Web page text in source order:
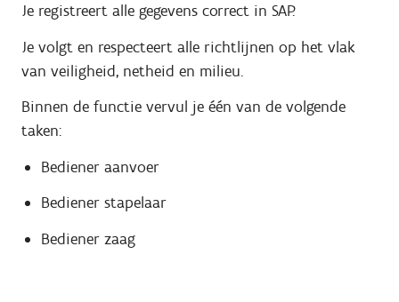
Je registreert alle gegevens correct in SAP.
Je volgt en respecteert alle richtlijnen op het vlak
van veiligheid, netheid en milieu.
Binnen de functie vervul je één van de volgende
taken:
Bediener aanvoer
Bediener stapelaar
Bediener zaag